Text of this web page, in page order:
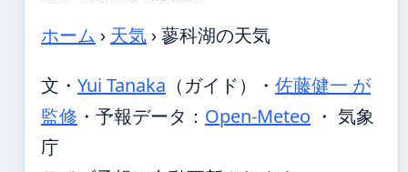
ホーム › 天気 ›蓼科湖の天気
文・ Yui Tanaka （ガイド） ・ 佐藤健一 が
監修 ・ 予報データ： Open-Meteo ・ 気象
庁